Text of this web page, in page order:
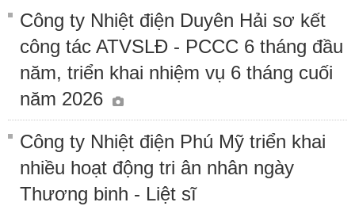
Công ty Nhiệt điện Duyên Hải sơ kết
công tác ATVSLĐ - PCCC 6 tháng đầu
năm, triển khai nhiệm vụ 6 tháng cuối
năm 2026
Công ty Nhiệt điện Phú Mỹ triển khai
nhiều hoạt động tri ân nhân ngày
Thương binh - Liệt sĩ